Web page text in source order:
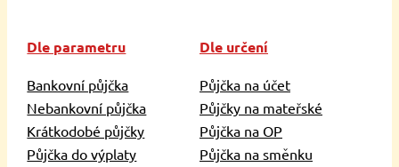
Dle parametru
Bankovní půjčka
Nebankovní půjčka
Krátkodobé půjčky
Půjčka do výplaty
Dle určení
Půjčka na účet
Půjčky na mateřské
Půjčka na OP
Půjčka na směnku